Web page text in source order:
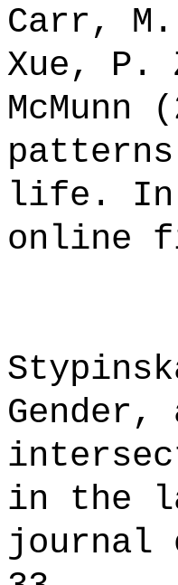
Carr,
Xue, P.
life. In:
online
in the
journal